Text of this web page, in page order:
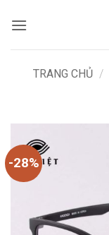
qua
TRANG CHỦ /
-28%